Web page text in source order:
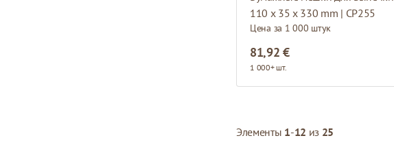
110 x 35 x 330 mm | CP255
Цена за 1 000 штук
81,92 €
1 000+ шт.
Элементы 1-12 из 25